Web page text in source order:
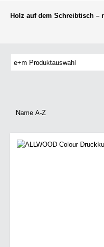
Holz auf dem Schreibtisch –
e+m Produktauswahl